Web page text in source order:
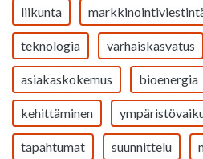
liikunta
teknologia varhaiskasvatus
asiakaskokemus bioenergia
kehittäminen
tapahtumat suunnittelu